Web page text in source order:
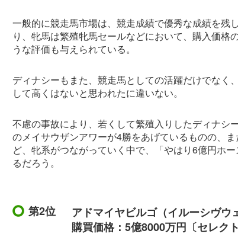
一般的に競走馬市場は、競走成績で優秀な成績を残
り、牝馬は繁殖牝馬セールなどにおいて、購入価
うな評価も与えられている。
ディナシーもまた、競走馬としての活躍だけでな
して高くはないと思われたに違いない。
不慮の事故により、若くして繁殖入りしたディナシ
のメイサウザンアワーが4勝をあげているものの、
ど、牝系がつながっていく中で、「やはり6億円ホ
るだろう。
第2位
アドマイヤビルゴ（イルーシヴウ
購買価格：5億8000万円〔セレク